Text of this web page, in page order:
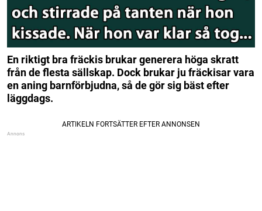
En riktigt bra fräckis brukar generera höga skratt
från de flesta sällskap. Dock brukar ju fräckisar vara
en aning barnförbjudna, så de gör sig bäst efter
läggdags.